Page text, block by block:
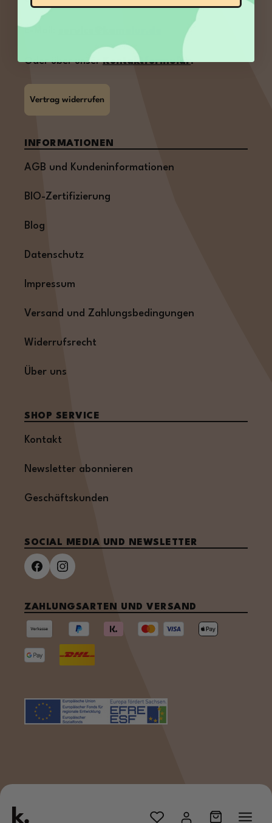
Oder über unserKontaktformular.
Vertrag widerrufen
INFORMATIONEN
AGB und Kundeninformationen
BIO-Zertifizierung
Blog
Datenschutz
Impressum
Versand und Zahlungsbedingungen
Widerrufsrecht
Über uns
SHOP SERVICE
Kontakt
Newsletter abonnieren
Geschäftskunden
SOCIAL MEDIA UND NEWSLETTER
ZAHLUNGSARTEN UND VERSAND